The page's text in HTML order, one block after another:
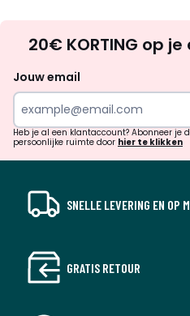
20€ KORTING op
Jouw email
Heb je al een klantaccount? Abonneer
persoonlijke ruimte door hier te klikken
SNELLE LEVERING EN OP
GRATIS RETOUR